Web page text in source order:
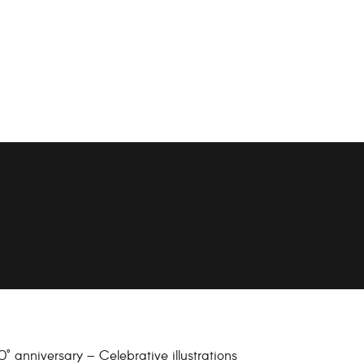
anniversary – Celebrative illustrations